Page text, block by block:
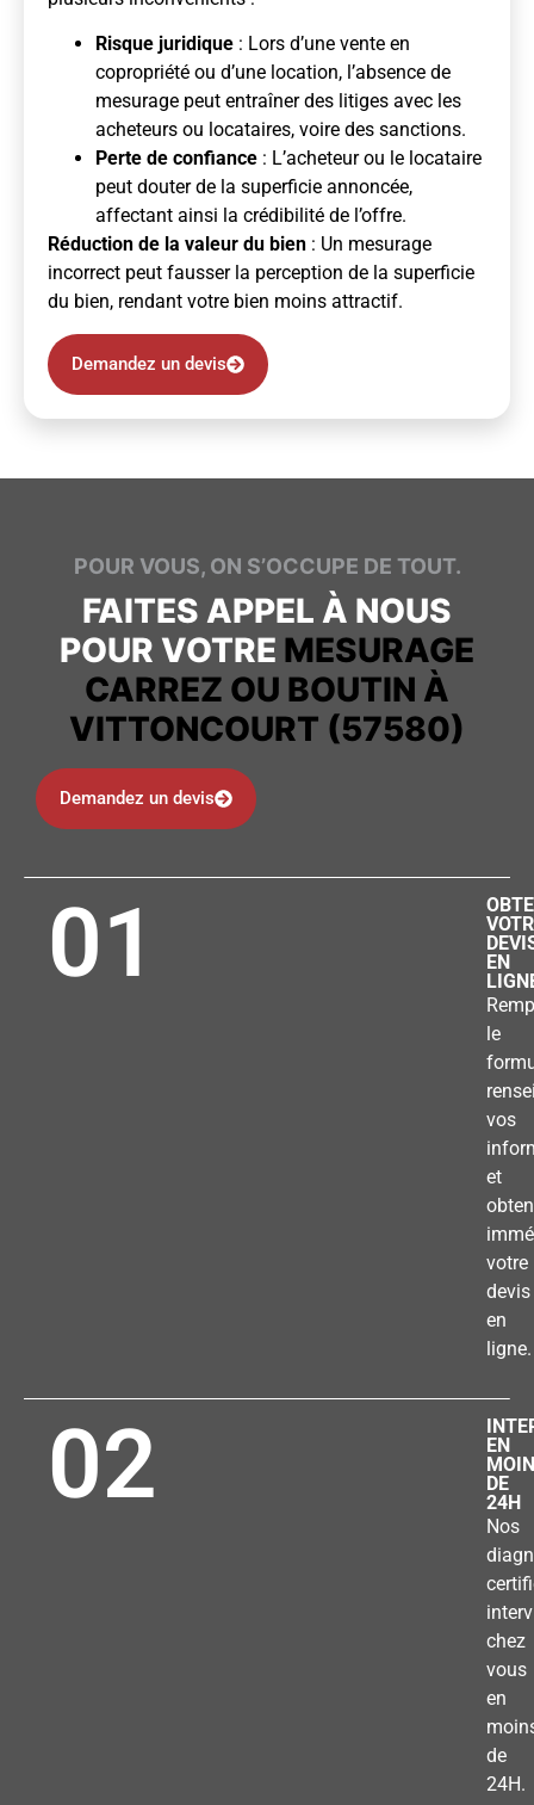
Risque juridique : Lors d’une vente en
copropriété ou d’une location, l’absence de
mesurage peut entraîner des litiges avec les
acheteurs ou locataires, voire des sanctions.
Perte de confiance : L’acheteur ou le locataire
peut douter de la superficie annoncée,
affectant ainsi la crédibilité de l’offre.
Réduction de la valeur du bien : Un mesurage
incorrect peut fausser la perception de la superficie
du bien, rendant votre bien moins attractif.
Demandez un devis
POUR VOUS, ON S’OCCUPE DE TOUT.
FAITES APPEL À NOUS
POUR VOTRE MESURAGE
CARREZ OU BOUTIN À
VITTONCOURT (57580)
Demandez un devis
01
EN
le
vos
et
votre
devis
en
ligne.
02
EN
DE
24H
Nos
chez
vous
en
de
24H.